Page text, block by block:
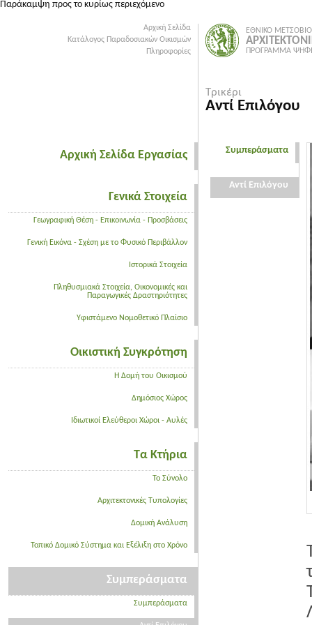
Παράκαμψη προς το κυρίως περιεχόμενο
Αρχική Σελίδα
Κατάλογος Παραδοσιακών Οικισμών
Πληροφορίες
Αρχική Σελίδα Εργασίας
Γενικά Στοιχεία
Γεωγραφική Θέση - Επικοινωνία - Προσβάσεις
Γενική Εικόνα - Σχέση με το Φυσικό Περιβάλλον
Ιστορικά Στοιχεία
Πληθυσμιακά Στοιχεία, Οικονομικές και
Παραγωγικές Δραστηριότητες
Υφιστάμενο Νομοθετικό Πλαίσιο
Οικιστική Συγκρότηση
Η Δομή του Οικισμού
Δημόσιος Χώρος
Ιδιωτικοί Ελεύθεροι Χώροι - Αυλές
Τα Κτήρια
Το Σύνολο
Αρχιτεκτονικές Τυπολογίες
Δομική Ανάλυση
Τοπικό Δομικό Σύστημα και Εξέλιξη στο Χρόνο
Συμπεράσματα
Συμπεράσματα
ΕΘΝΙΚΟ
ΠΡΟΓΡΑΜΜΑ
Τρικέρι
Αντί Επιλόγου
Συμπεράσματα
Αντί Επιλόγου